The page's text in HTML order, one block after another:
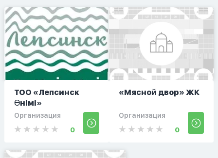
ТОО «Лепсинск
Өнімі»
Организация
0
«Мясной двор» ЖК
Организация
0